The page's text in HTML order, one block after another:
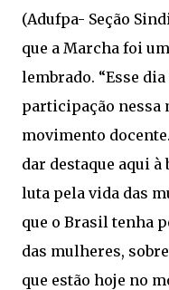
(Adufpa- Seção
que a Marcha foi
lembrado. “Esse
participação nessa
movimento
dar destaque aqui à
luta pela vida das
que o Brasil tenha
das mulheres,
que estão hoje no